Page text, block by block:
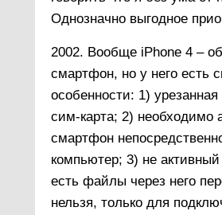
Однозначно выгодное
2002. Вообще iPhone 4 –
смартфон, но у него есть
особенности: 1)
сим-карта; 2) необходимо
смартфон
компьютер; 3) не
есть файлы через него
нельзя, только для